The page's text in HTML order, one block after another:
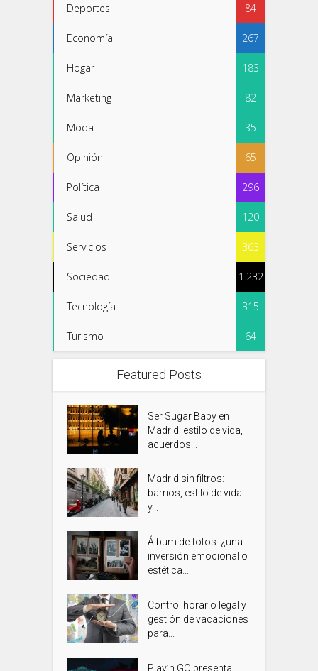
Deportes 84
Economía 267
Hogar 183
Marketing 82
Moda 35
Opinión 65
Política 296
Salud 120
Servicios 363
Sociedad 1.232
Tecnología 315
Turismo 64
Featured Posts
Ser Sugar Baby en
Madrid: estilo de vida,
acuerdos...
Madrid sin filtros:
barrios, estilo de vida
y...
Álbum de fotos: ¿una
inversión emocional o
estética...
Control horario legal y
gestión de vacaciones
para...
Play’n GO presenta